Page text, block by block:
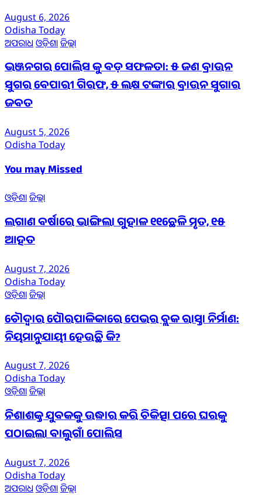
August 6, 2026
Odisha Today
ଅପରାଧ ଓଡ଼ିଶାଜିଲ୍ଲା
ଭଞ୍ଜନଗର ପୋଲିସ କୁ ବଡ଼ ସଫଳତା: ୫ ଜଣ ବ୍ରାଉନ
ସୁଗର ବେପାରୀ ଗିରଫ, ୫ ଲକ୍ଷ ଟଙ୍କାର ବ୍ରାଉନ ସୁଗାର
ଜବତ
August 5, 2026
Odisha Today
You may Missed
ଓଡ଼ିଶାଜିଲ୍ଲା
ଲଗାଣ ବର୍ଷାରେ ଭାଙ୍ଗିଲା ଗୁହାଳ ୧୧ଛେଳି ମୃତ, ୧୫
ଆହତ
August 7, 2026
Odisha Today
ଓଡ଼ିଶାଜିଲ୍ଲା
ଚୌଦ୍ୱାର ପୌରପାଳିକାରେ ପେଭର ବ୍ଲକ ରାସ୍ତା ନିର୍ମାଣ:
ନିୟମାନୁଯାୟୀ ହେଉଛି କି?
August 7, 2026
Odisha Today
ଓଡ଼ିଶାଜିଲ୍ଲା
ନିଶାଶକ୍ତ ଯୁବକକୁ ଉଦ୍ଧାର କରି ଚିକିତ୍ସା ପରେ ଘରକୁ
ପଠାଇଲା ବାଲୁଗାଁ ପୋଲିସ
August 7, 2026
Odisha Today
ଅପରାଧ ଓଡ଼ିଶାଜିଲ୍ଲା